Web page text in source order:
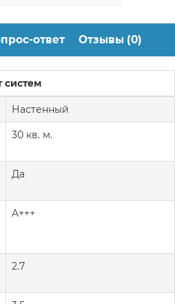
ответ Отзывы (0)
систем
Настенный
30 кв. м.
Да
A+++
2.7